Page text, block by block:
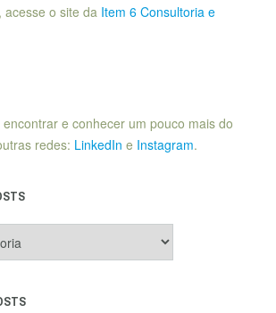
, acesse o site da Item 6 Consultoria e
e conhecer um pouco mais do
redes: LinkedIn e Instagram.